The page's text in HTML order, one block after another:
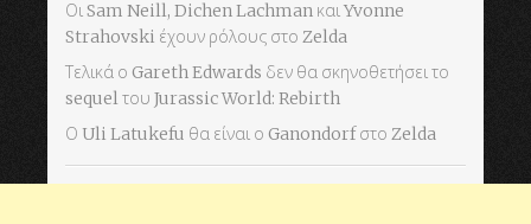
Οι Sam Neill, Dichen Lachman και Yvonne
Strahovski έχουν ρόλους στο Zelda
Τελικά ο Gareth Edwards δεν θα σκηνοθετήσει το
sequel του Jurassic World: Rebirth
Ο Uli Latukefu θα είναι ο Ganondorf στο Zelda